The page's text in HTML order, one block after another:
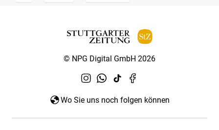
© NPG Digital GmbH 2026
Wo Sie uns noch folgen können